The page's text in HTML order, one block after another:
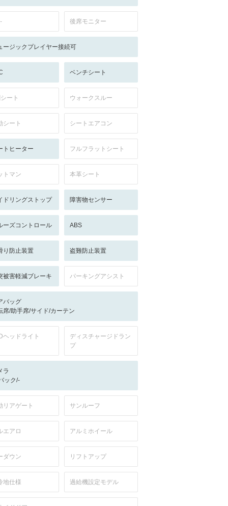
後席モニター
ージックプレイヤー接続可
ベンチシート
ート ウォークスルー
シート シートエアコン
トヒーター フルフラットシート
トマン 本革シート
ドリングストップ 障害物センサー
ーズコントロール ABS
り防止装置 盗難防止装置
被害軽減ブレーキ パーキングアシスト
バッグ
席/助手席/サイド/カーテン
ヘッドライト
ディスチャージドラン
プ
ラ
ック/-
リアゲート サンルーフ
エアロ アルミホイール
ダウン リフトアップ
地仕様 過給機設定モデル